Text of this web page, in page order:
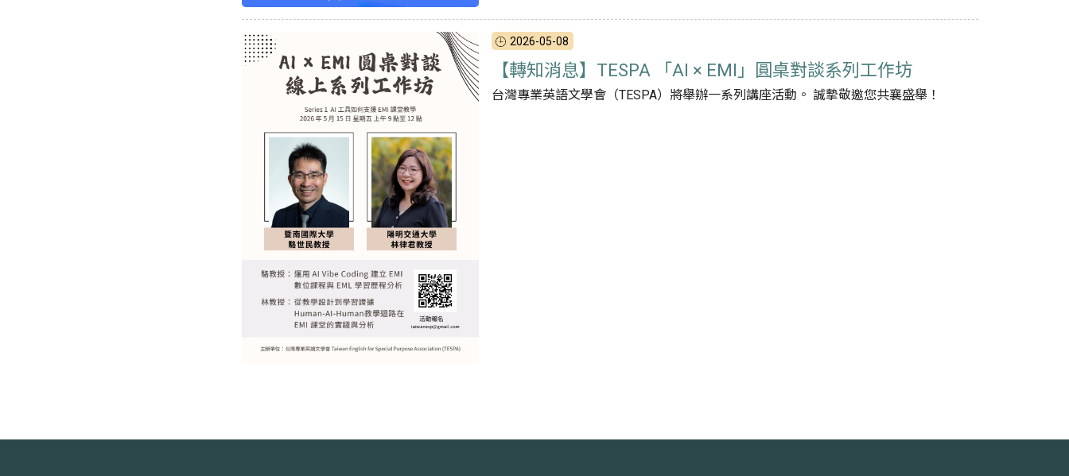
2026-05-08
【轉知消息】TESPA 「AI × EMI」圓桌對談系列工作坊
台灣專業英語文學會（TESPA）將舉辦一系列講座活動。 誠摯敬邀您共襄盛舉！